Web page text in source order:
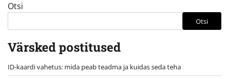
Otsi
Otsi
Värsked postitused
ID-kaardi vahetus: mida peab teadma ja kuidas seda teha